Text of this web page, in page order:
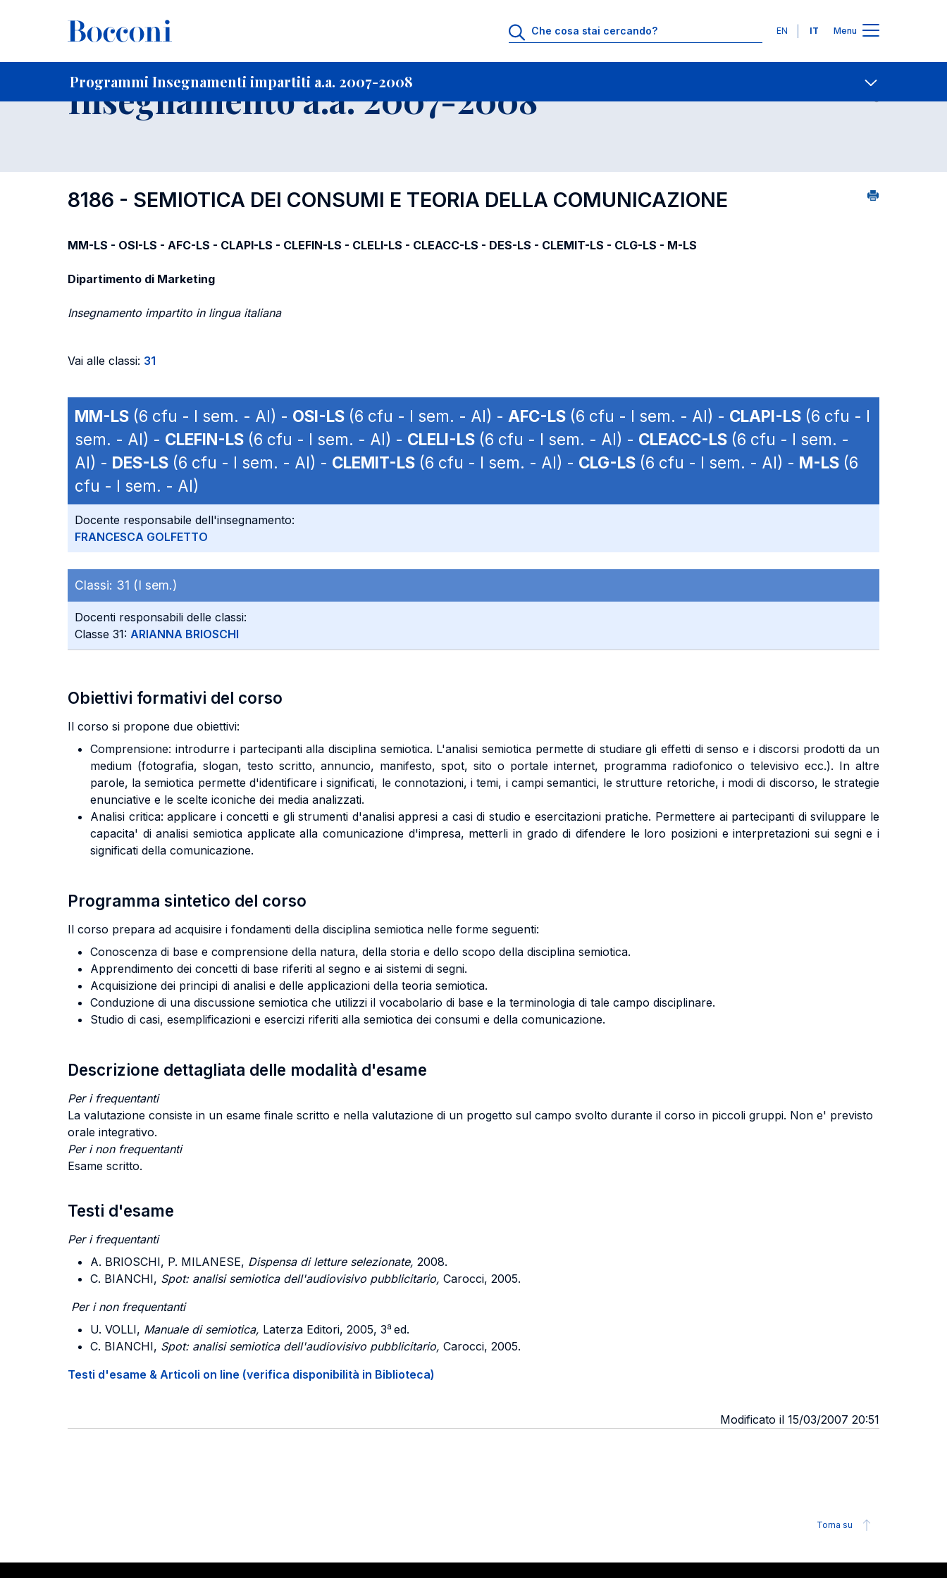
Lingue
EN IT Menu
Programmi Insegnamenti impartiti a.a. 2007-2008
Home Per studenti iscritti Programmi Insegnamenti impartiti a.a. 2007-2008 Ricerca insegnamenti in ordine alfabetico Contatti
Insegnamento a.a. 2007-2008
8186 - SEMIOTICA DEI CONSUMI E TEORIA DELLA COMUNICAZIONE
MM-LS - OSI-LS - AFC-LS - CLAPI-LS - CLEFIN-LS - CLELI-LS - CLEACC-LS - DES-LS - CLEMIT-LS - CLG-LS - M-LS
Dipartimento di Marketing
Insegnamento impartito in lingua italiana
Vai alle classi: 31
MM-LS (6 cfu - I sem. - AI) - OSI-LS (6 cfu - I sem. - AI) - AFC-LS (6 cfu - I sem. - AI) - CLAPI-LS (6 cfu - I
sem. - AI) - CLEFIN-LS (6 cfu - I sem. - AI) - CLELI-LS (6 cfu - I sem. - AI) - CLEACC-LS (6 cfu - I sem. -
AI) - DES-LS (6 cfu - I sem. - AI) - CLEMIT-LS (6 cfu - I sem. - AI) - CLG-LS (6 cfu - I sem. - AI) - M-LS (6
cfu - I sem. - AI)
Docente responsabile dell'insegnamento:
FRANCESCA GOLFETTO
Classi: 31 (I sem.)
Docenti responsabili delle classi:
Classe 31: ARIANNA BRIOSCHI
Obiettivi formativi del corso
Il corso si propone due obiettivi:
Comprensione: introdurre i partecipanti alla disciplina semiotica. L'analisi semiotica permette di studiare gli effetti di senso e i discorsi prodotti da un
medium (fotografia, slogan, testo scritto, annuncio, manifesto, spot, sito o portale internet, programma radiofonico o televisivo ecc.). In altre
parole, la semiotica permette d'identificare i significati, le connotazioni, i temi, i campi semantici, le strutture retoriche, i modi di discorso, le strategie
enunciative e le scelte iconiche dei media analizzati.
Analisi critica: applicare i concetti e gli strumenti d'analisi appresi a casi di studio e esercitazioni pratiche. Permettere ai partecipanti di sviluppare le
capacita' di analisi semiotica applicate alla comunicazione d'impresa, metterli in grado di difendere le loro posizioni e interpretazioni sui segni e i
significati della comunicazione.
Programma sintetico del corso
Il corso prepara ad acquisire i fondamenti della disciplina semiotica nelle forme seguenti:
Conoscenza di base e comprensione della natura, della storia e dello scopo della disciplina semiotica.
Apprendimento dei concetti di base riferiti al segno e ai sistemi di segni.
Acquisizione dei principi di analisi e delle applicazioni della teoria semiotica.
Conduzione di una discussione semiotica che utilizzi il vocabolario di base e la terminologia di tale campo disciplinare.
Studio di casi, esemplificazioni e esercizi riferiti alla semiotica dei consumi e della comunicazione.
Descrizione dettagliata delle modalità d'esame
Per i frequentanti
La valutazione consiste in un esame finale scritto e nella valutazione di un progetto sul campo svolto durante il corso in piccoli gruppi. Non e' previsto
orale integrativo.
Per i non frequentanti
Esame scritto.
Testi d'esame
Per i frequentanti
A. BRIOSCHI, P. MILANESE, Dispensa di letture selezionate, 2008.
C. BIANCHI, Spot: analisi semiotica dell'audiovisivo pubblicitario, Carocci, 2005.
Per i non frequentanti
U. VOLLI, Manuale di semiotica, Laterza Editori, 2005, 3a ed.
C. BIANCHI, Spot: analisi semiotica dell'audiovisivo pubblicitario, Carocci, 2005.
Testi d'esame & Articoli on line (verifica disponibilità in Biblioteca)
Modificato il 15/03/2007 20:51
Torna su